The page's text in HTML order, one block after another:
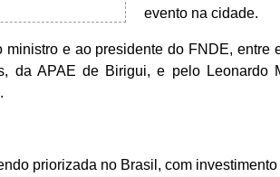
evento na cidade.
ministro e ao presidente do FNDE,
da APAE de Birigui, e pelo
priorizada no Brasil, com